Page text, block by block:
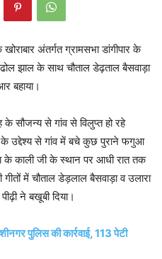
अंतर्गत ग्रामसभा डांगीपार के
झाल के साथ चौताल डेढ़ताल बैसवाड़ा
बहाया।
के सौजन्य से गांव से विलुप्त हो रहे
के उद्देश्य से गांव में बचे कुछ पुराने फगुआ
के काली जी के स्थान पर आधी रात तक
गीतों में चौताल डेड़लाल बैसवाड़ा व उलारा
ने बखूबी दिया।
पुलिस की कार्रवाई, 113 पेटी